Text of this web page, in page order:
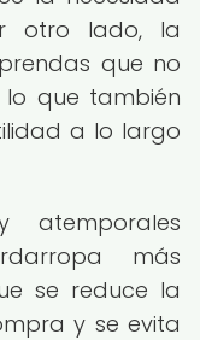
otro lado, la
que no
que también
a lo largo
atemporales
más
se reduce la
y se evita